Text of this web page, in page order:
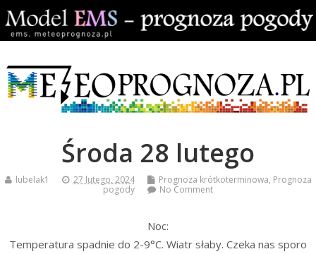
Środa 28 lutego
lubelak1 27 lutego, 2024 Prognoza krótkoterminowa, Prognoza
pogody
No Comment
Noc:
Temperatura spadnie do 2-9°C. Wiatr słaby. Czeka nas sporo